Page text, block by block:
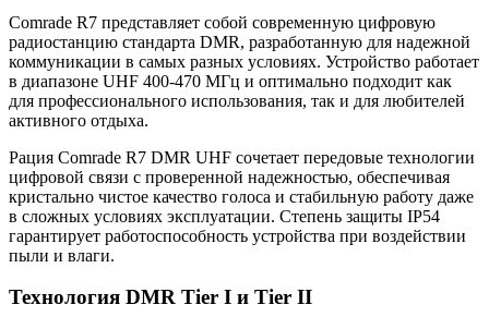
Comrade R7 представляет собой современную цифровую
радиостанцию стандарта DMR, разработанную для надежной
коммуникации в самых разных условиях. Устройство работает
в диапазоне UHF 400-470 МГц и оптимально подходит как
для профессионального использования, так и для любителей
активного отдыха.
Рация Comrade R7 DMR UHF сочетает передовые технологии
цифровой связи с проверенной надежностью, обеспечивая
кристально чистое качество голоса и стабильную работу даже
в сложных условиях эксплуатации. Степень защиты IP54
гарантирует работоспособность устройства при воздействии
пыли и влаги.
Технология DMR Tier I и Tier II